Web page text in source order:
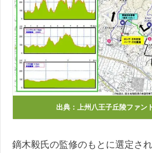
出典： 上州八王子丘陵ファン
鏑木毅氏の監修のもとに選定さ